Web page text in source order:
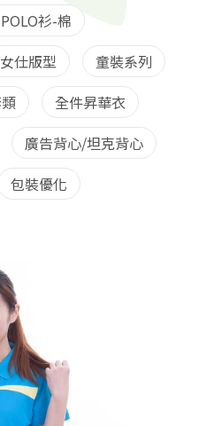
衫-棉
女仕版型
童裝系列
全件昇華衣
廣告背心/坦克背心
包裝優化